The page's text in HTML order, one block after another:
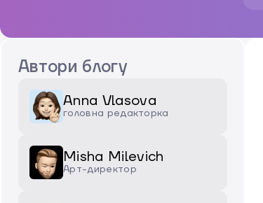
Автори блогу
Anna Vlasova
головна редакторка
Misha Milevich
Арт-директор